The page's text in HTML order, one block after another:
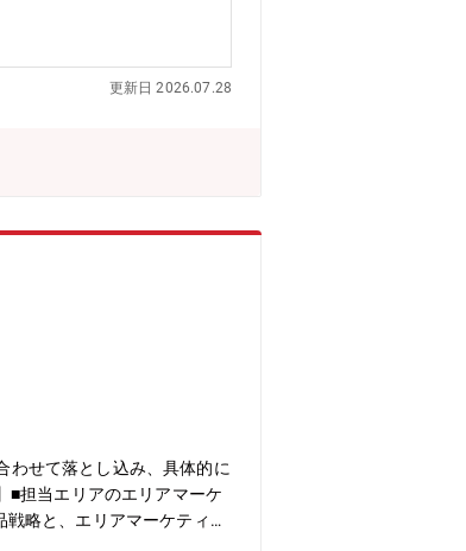
更新日 2026.07.28
わせて落とし込み、具体的に
■担当エリアのエリアマーケ
略と、エリアマーケティン